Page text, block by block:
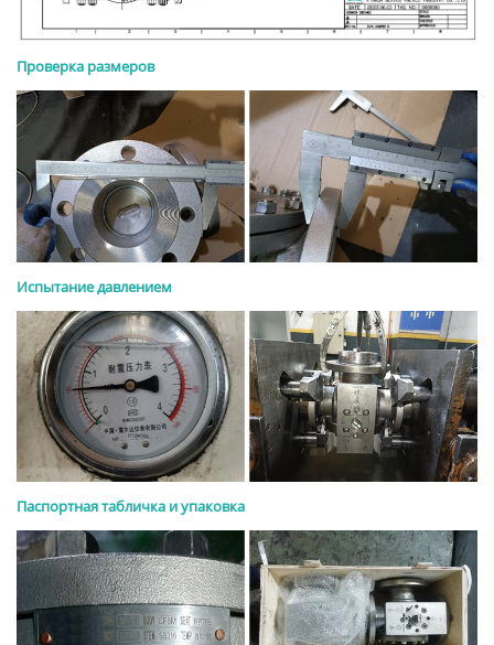
Проверка размеров
Испытание давлением
Паспортная табличка и упаковка